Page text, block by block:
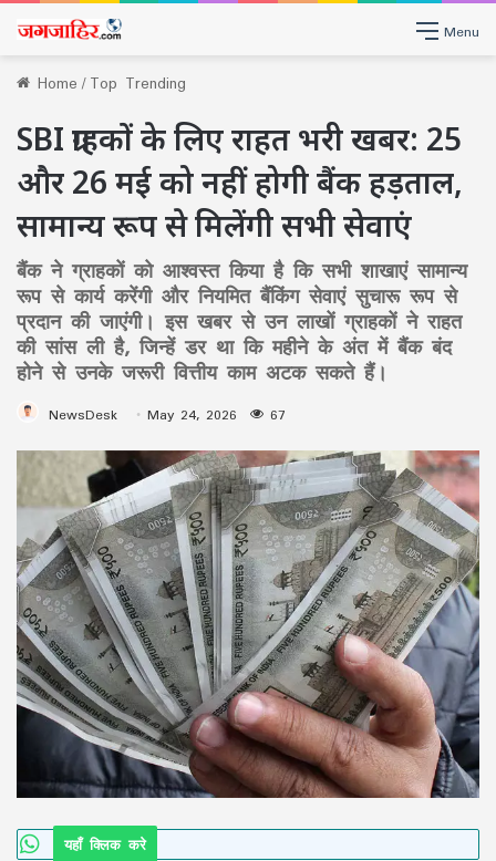
Menu
Home/Top Trending
SBI ग्राहकों के लिए राहत भरी खबर: 25
और 26 मई को नहीं होगी बैंक हड़ताल,
सामान्य रूप से मिलेंगी सभी सेवाएं
बैंक ने ग्राहकों को आश्वस्त किया है कि सभी शाखाएं सामान्य
रूप से कार्य करेंगी और नियमित बैंकिंग सेवाएं सुचारू रूप से
प्रदान की जाएंगी। इस खबर से उन लाखों ग्राहकों ने राहत
की सांस ली है, जिन्हें डर था कि महीने के अंत में बैंक बंद
होने से उनके जरूरी वित्तीय काम अटक सकते हैं।
NewsDesk May 24, 2026 67
यहाँ क्लिक करे